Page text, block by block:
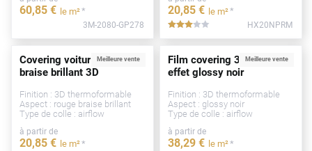
60,85 € le m²*
3M-2080-GP278
20,85 € le m²*
***** HX20NPRM
Meilleure vente
Covering voiture rouge
braise brillant 3D
Finition : 3D thermoformable
Aspect : rouge braise brillant
Type de colle : airflow
à partir de
20,85 € le m²*
Meilleure vente
Film covering 3M 2080
effet glossy noir
Finition : 3D thermoformable
Aspect : glossy noir
Type de colle : airflow
à partir de
38,29 € le m²*